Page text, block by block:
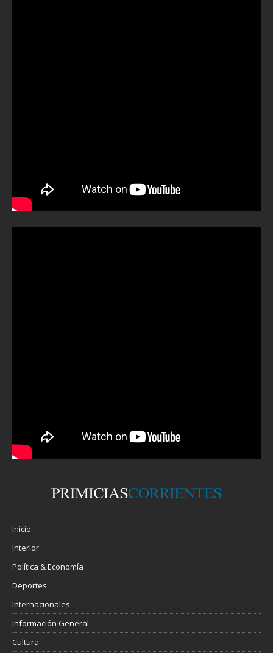
Inicio
Interior
Política & Economía
Deportes
Internacionales
Información General
Cultura